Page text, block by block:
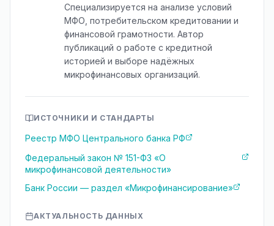
Специализируется на анализе условий
МФО, потребительском кредитовании и
финансовой грамотности. Автор
публикаций о работе с кредитной
историей и выборе надёжных
микрофинансовых организаций.
ИСТОЧНИКИ И СТАНДАРТЫ
Реестр МФО Центрального банка РФ
Федеральный закон № 151-ФЗ «О
микрофинансовой деятельности»
Банк России — раздел «Микрофинансирование»
АКТУАЛЬНОСТЬ ДАННЫХ